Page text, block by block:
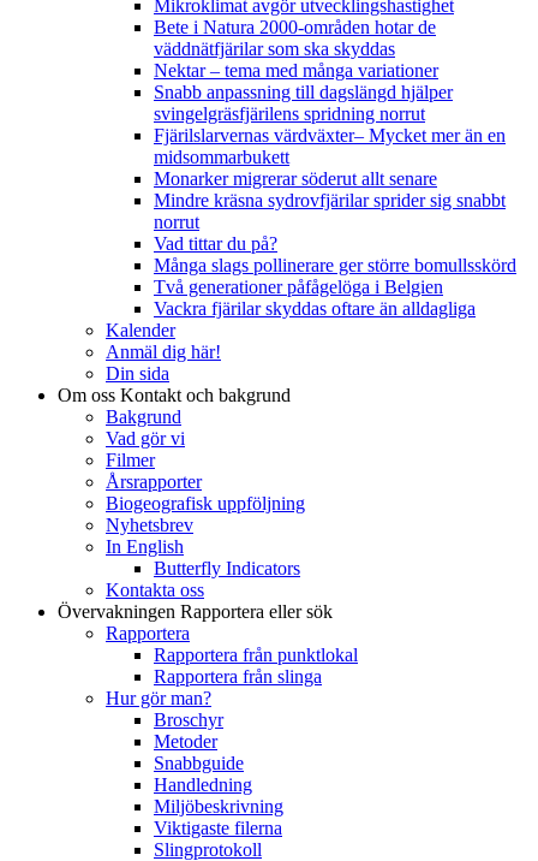
Mikroklimat avgör utvecklingshastighet
Bete i Natura 2000-områden hotar de
väddnätfjärilar som ska skyddas
Nektar – tema med många variationer
Snabb anpassning till dagslängd hjälper
svingelgräsfjärilens spridning norrut
Fjärilslarvernas värdväxter– Mycket mer än en
midsommarbukett
Monarker migrerar söderut allt senare
Mindre kräsna sydrovfjärilar sprider sig snabbt
norrut
Vad tittar du på?
Många slags pollinerare ger större bomullsskörd
Två generationer påfågelöga i Belgien
Vackra fjärilar skyddas oftare än alldagliga
Kalender
Anmäl dig här!
Din sida
Om oss Kontakt och bakgrund
Bakgrund
Vad gör vi
Filmer
Årsrapporter
Biogeografisk uppföljning
Nyhetsbrev
In English
Butterfly Indicators
Kontakta oss
Övervakningen Rapportera eller sök
Rapportera
Rapportera från punktlokal
Rapportera från slinga
Hur gör man?
Broschyr
Metoder
Snabbguide
Handledning
Miljöbeskrivning
Viktigaste filerna
Slingprotokoll